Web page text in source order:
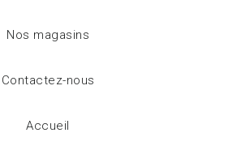
Nos magasins
Contactez-nous
Accueil